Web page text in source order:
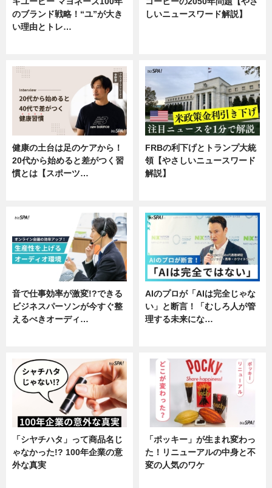
のブランド戦略！“ユ”が大き
い理由とトレ…
しいニュースワード解説】
健康の土台は足のケアから！
20代から始めると差がつく習
慣とは【スポーツ…
FRBの利下げとトランプ大統
領【やさしいニュースワード
解説】
音で仕事効率が激変!?できる
ビジネスパーソンが今すぐ整
えるべきオーディ…
AIのプロが「AIは完全じゃな
い」と断言！「むしろ人が管
理する未来にな…
「シヤチハタ」って商品名じ
ゃなかった!? 100年企業の意
外な真実
「ポッキー」が生まれ変わっ
た！リニューアルの中身と不
変の人気のワケ